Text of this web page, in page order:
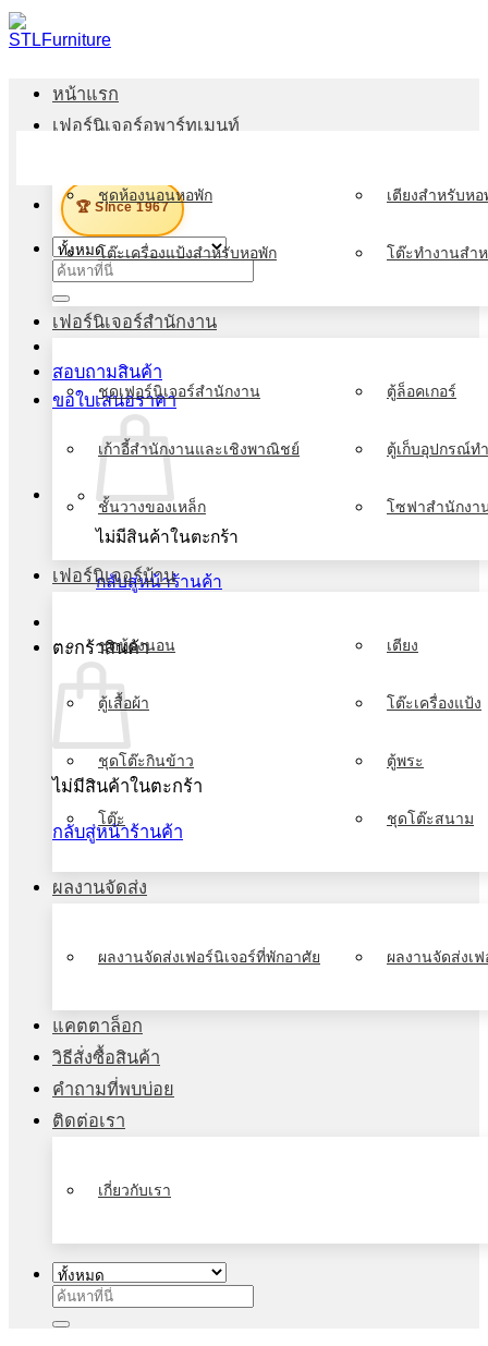
ข้าม
ไป
เนื้อหา
🏆 Since 1967
ค้นหา:
สอบถามสินค้า
ขอใบเสนอราคา
ไม่มีสินค้าในตะกร้า
กลับสู่หน้าร้านค้า
ตะกร้าสินค้า
ไม่มีสินค้าในตะกร้า
กลับสู่หน้าร้านค้า
หน้าแรก
เฟอร์นิเจอร์อพาร์ทเมนท์
ชุดห้องนอนหอพัก เตียงสำหรับหอ
โต๊ะเครื่องแป้งสำหรับหอพัก โต๊ะทำงานสำ
เฟอร์นิเจอร์สำนักงาน
ชุดเฟอร์นิเจอร์สำนักงาน ตู้ล็อคเกอร์
เก้าอี้สำนักงานและเชิงพาณิชย์ ตู้เก็บอุปกรณ์ท
ชั้นวางของเหล็ก โซฟาสำนักงา
เฟอร์นิเจอร์บ้าน
ชุดห้องนอน เตียง
ตู้เสื้อผ้า โต๊ะเครื่องแป้ง
ชุดโต๊ะกินข้าว ตู้พระ
โต๊ะ ชุดโต๊ะสนาม
ผลงานจัดส่ง
ผลงานจัดส่งเฟอร์นิเจอร์ที่พักอาศัย ผลงานจัดส่งเ
แคตตาล็อก
วิธีสั่งซื้อสินค้า
คำถามที่พบบ่อย
ติดต่อเรา
เกี่ยวกับเรา
ค้นหา: